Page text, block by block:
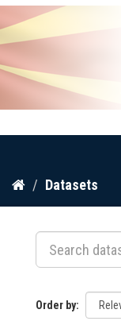
Skip
content
Datasets
Order by